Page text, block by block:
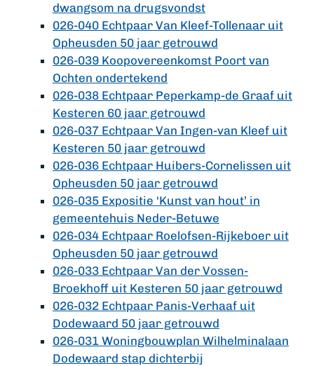
dwangsom na drugsvondst
026-040 Echtpaar Van Kleef-Tollenaar uit
Opheusden 50 jaar getrouwd
026-039 Koopovereenkomst Poort van
Ochten ondertekend
026-038 Echtpaar Peperkamp-de Graaf uit
Kesteren 60 jaar getrouwd
026-037 Echtpaar Van Ingen-van Kleef uit
Kesteren 50 jaar getrouwd
026-036 Echtpaar Huibers-Cornelissen uit
Opheusden 50 jaar getrouwd
026-035 Expositie ‘Kunst van hout’ in
gemeentehuis Neder-Betuwe
026-034 Echtpaar Roelofsen-Rijkeboer uit
Opheusden 50 jaar getrouwd
026-033 Echtpaar Van der Vossen-
Broekhoff uit Kesteren 50 jaar getrouwd
026-032 Echtpaar Panis-Verhaaf uit
Dodewaard 50 jaar getrouwd
026-031 Woningbouwplan Wilhelminalaan
Dodewaard stap dichterbij